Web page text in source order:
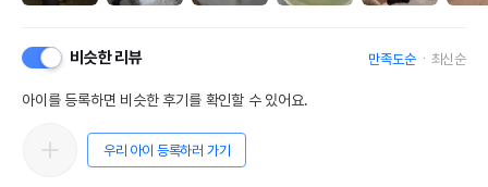
비슷한 리뷰 만족도순 최신순
아이를 등록하면 비슷한 후기를 확인할 수 있어요.
우리 아이 등록하러 가기